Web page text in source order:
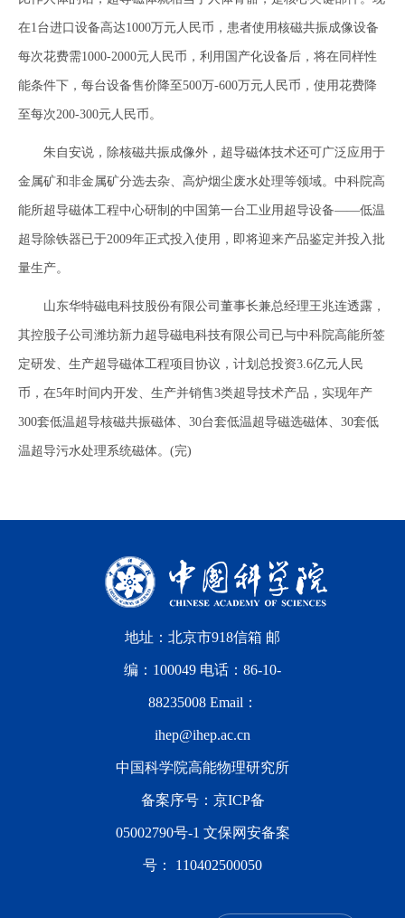
在1台进口设备高达1000万元人民币，患者使用核磁共振成像设备
每次花费需1000-2000元人民币，利用国产化设备后，将在同样性
能条件下，每台设备售价降至500万-600万元人民币，使用花费降
至每次200-300元人民币。
朱自安说，除核磁共振成像外，超导磁体技术还可广泛应用于
金属矿和非金属矿分选去杂、高炉烟尘废水处理等领域。中科院高
能所超导磁体工程中心研制的中国第一台工业用超导设备——低温
超导除铁器已于2009年正式投入使用，即将迎来产品鉴定并投入批
量生产。
山东华特磁电科技股份有限公司董事长兼总经理王兆连透露，
其控股子公司潍坊新力超导磁电科技有限公司已与中科院高能所签
定研发、生产超导磁体工程项目协议，计划总投资3.6亿元人民
币，在5年时间内开发、生产并销售3类超导技术产品，实现年产
300套低温超导核磁共振磁体、30台套低温超导磁选磁体、30套低
温超导污水处理系统磁体。(完)
地址：北京市918信箱 邮
编：100049 电话：86-10-
88235008 Email：
ihep@ihep.ac.cn
中国科学院高能物理研究所
备案序号： 京ICP备
05002790号-1 文保网安备案
号： 110402500050